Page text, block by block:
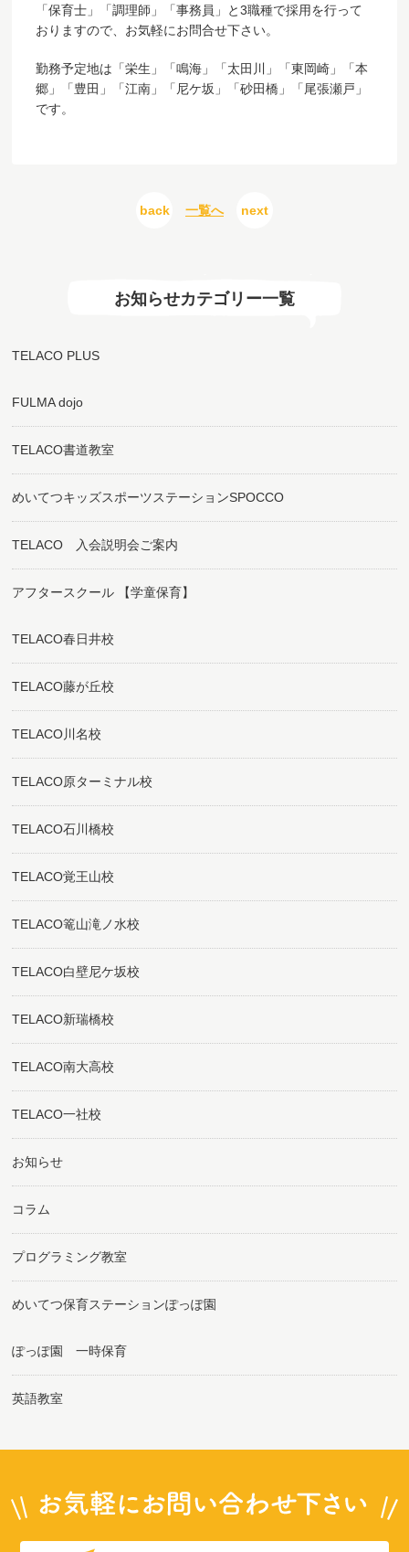
「保育士」「調理師」「事務員」と3職種で採用を行って
おりますので、お気軽にお問合せ下さい。
勤務予定地は「栄生」「鳴海」「太田川」「東岡崎」「本
郷」「豊田」「江南」「尼ケ坂」「砂田橋」「尾張瀬戸」
です。
back 一覧へ next
お知らせカテゴリー一覧
TELACO PLUS
FULMA dojo
TELACO書道教室
めいてつキッズスポーツステーションSPOCCO
TELACO 入会説明会ご案内
アフタースクール 【学童保育】
TELACO春日井校
TELACO藤が丘校
TELACO川名校
TELACO原ターミナル校
TELACO石川橋校
TELACO覚王山校
TELACO篭山滝ノ水校
TELACO白壁尼ケ坂校
TELACO新瑞橋校
TELACO南大高校
TELACO一社校
お知らせ
コラム
プログラミング教室
めいてつ保育ステーションぽっぽ園
ぽっぽ園 一時保育
英語教室